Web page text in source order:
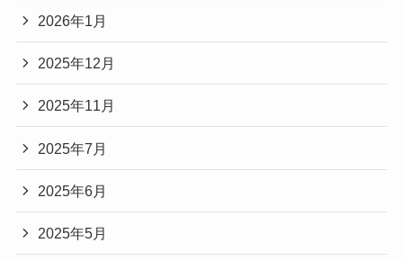
2026年1月
2025年12月
2025年11月
2025年7月
2025年6月
2025年5月